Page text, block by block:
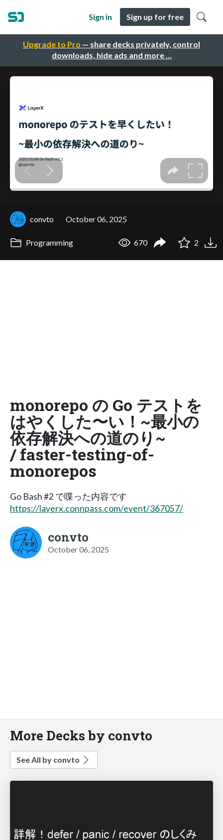
Upgrade to Pro — share decks privately, control
downloads, hide ads and more …
Sign in Sign up for free
convto October 06, 2025
Programming 670 2
monorepo の Go テストを
はやくした〜い！~最小の
依存解決への道のり~
/ faster-testing-of-
monorepos
Go Bash #2 で喋った内容です
https://layerx.connpass.com/event/367057/
convto
October 06, 2025
More Decks by convto
See All by convto